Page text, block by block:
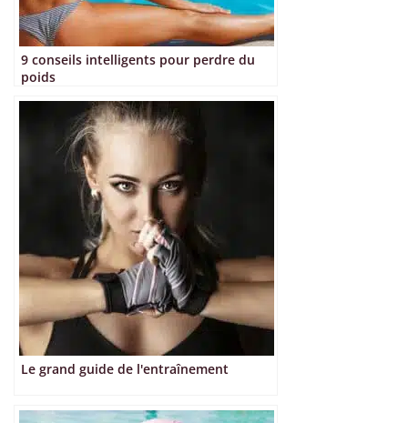
9 conseils intelligents pour perdre du
poids
Le grand guide de l'entraînement